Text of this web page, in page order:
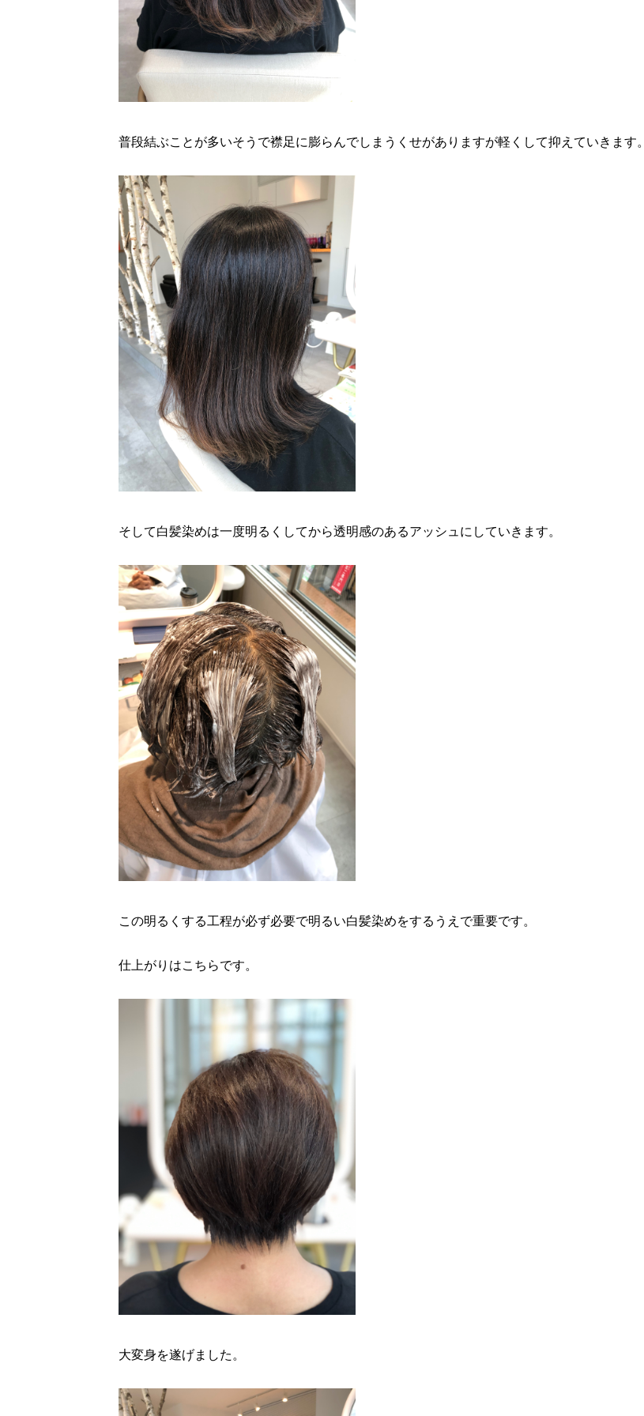
普段結ぶことが多いそうで襟足に膨らんでしまうくせがありますが軽くして抑えていきます。
そして白髪染めは一度明るくしてから透明感のあるアッシュにしていきます。
この明るくする工程が必ず必要で明るい白髪染めをするうえで重要です。
仕上がりはこちらです。
大変身を遂げました。